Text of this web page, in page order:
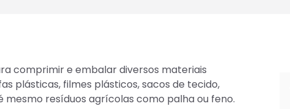
comprimir e embalar diversos materiais
plásticas, filmes plásticos, sacos de tecido,
resíduos agrícolas como palha ou feno.